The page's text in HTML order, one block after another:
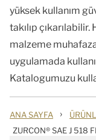
yüksek kullanım
takılıp
malzeme
uygulamada
Katalogumuzu
ANA SAYFA ›
ZURCON® SAE J 518